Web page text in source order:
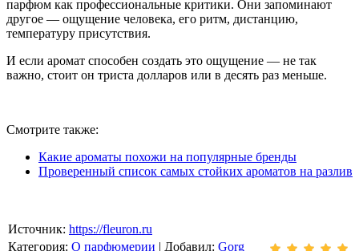
парфюм как профессиональные критики. Они запоминают
другое — ощущение человека, его ритм, дистанцию,
температуру присутствия.
И если аромат способен создать это ощущение — не так
важно, стоит он триста долларов или в десять раз меньше.
Смотрите также:
Какие ароматы похожи на популярные бренды
Проверенный список самых стойких ароматов на разлив
Источник: https://fleuron.ru
Категория: О парфюмерии | Добавил: Gorg